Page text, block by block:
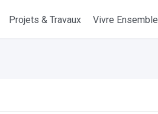
Projets & Travaux Vivre Ensemble